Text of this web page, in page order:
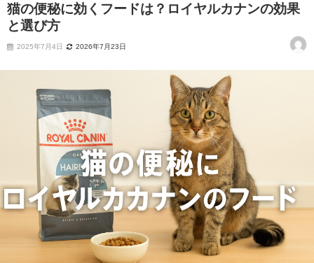
猫の便秘に効くフードは？ロイヤルカナンの効果
と選び方
2025年7月4日 2026年7月23日